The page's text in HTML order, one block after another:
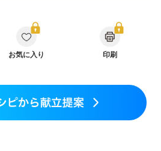
（寛解期）
過敏性腸症候群（IBS）
尿病性腎症（第１期）
乳がん（放射線治療中）
観察中の方など
お気に入り 印刷